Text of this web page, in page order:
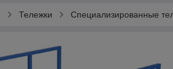
Тележки Специализированные